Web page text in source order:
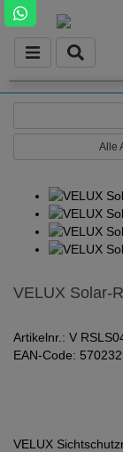
Alle
VELUX Solar-
Artikelnr.: V
EAN-Code:
VELUX